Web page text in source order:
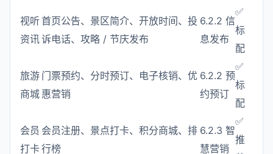
视听
资讯
首页公告、景区简介、开放时间、投
诉电话、攻略 / 节庆发布
6.2.2 信
息发布
✅
标
配
旅游
商城
门票预约、分时预订、电子核销、优
惠营销
6.2.2 预
约预订
✅
标
配
会员
打卡
会员注册、景点打卡、积分商城、排
行榜
6.2.3 智
慧营销
✅
推